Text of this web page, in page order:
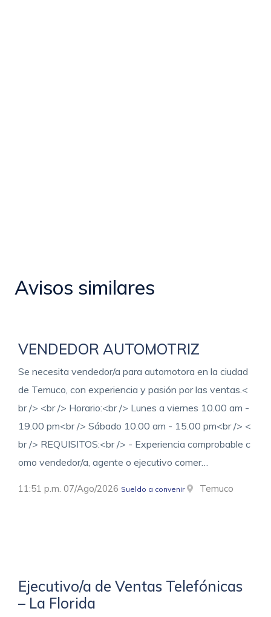
Avisos similares
VENDEDOR AUTOMOTRIZ
Se necesita vendedor/a para automotora en la ciudad
de Temuco, con experiencia y pasión por las ventas.<
br /> <br /> Horario:<br /> Lunes a viernes 10.00 am -
19.00 pm<br /> Sábado 10.00 am - 15.00 pm<br /> <
br /> REQUISITOS:<br /> - Experiencia comprobable c
omo vendedor/a, agente o ejecutivo comer…
11:51 p.m. 07/Ago/2026 Sueldo a convenir Temuco
Ejecutivo/a de Ventas Telefónicas
– La Florida